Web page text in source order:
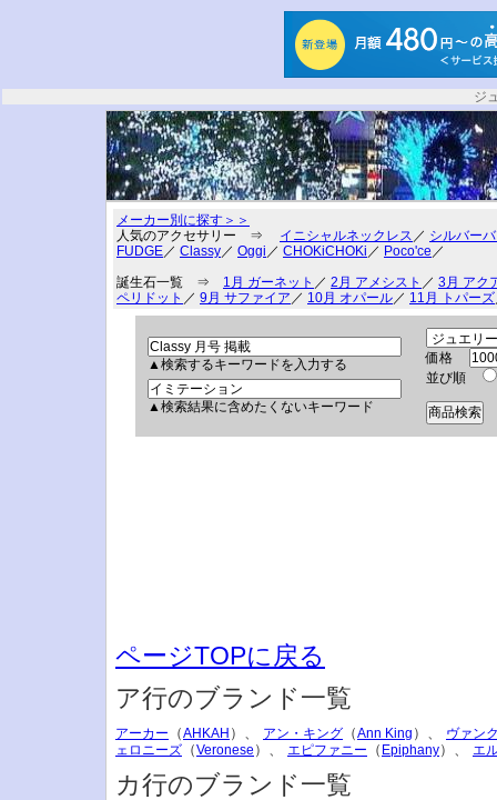
ジ
メーカー別に探す＞＞
人気のアクセサリー ⇒ イニシャルネックレス ／ シルバー
FUDGE ／ Classy ／ Oggi ／ CHOKiCHOKi ／ Poco'ce ／
誕生石一覧 ⇒ 1月 ガーネット ／ 2月 アメシスト ／ 3月 アク
ペリドット ／ 9月 サファイア ／ 10月 オパール ／ 11月 トパーズ
▲検索するキーワードを入力する
▲検索結果に含めたくないキーワード
価格
並び順
ページTOPに戻る
ア行のブランド一覧
アーカー （AHKAH ）、 アン・キング （Ann King ）、
ヴァン
ェロニーズ （Veronese ）、 エピファニー （ Epiphany）、 エ
カ行のブランド一覧